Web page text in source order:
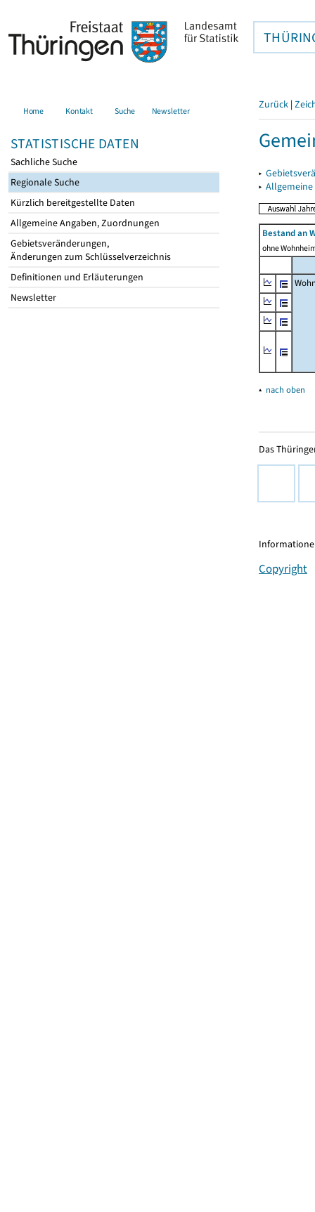
Home Kontakt Suche Newsletter
STATISTISCHE DATEN
Sachliche Suche
Regionale Suche
Kürzlich bereitgestellte Daten
Allgemeine Angaben, Zuordnungen
Gebietsveränderungen,
Änderungen zum Schlüsselverzeichnis
Definitionen und Erläuterungen
Newsletter
Zurück |
▸
▸
Bestand an
ohne
▴ nach oben
Das
Copyright